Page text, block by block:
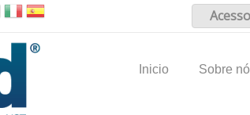
Inicio Sobre